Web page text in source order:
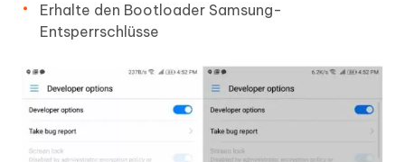
Erhalte den Bootloader Samsung-
Entsperrschlüsse